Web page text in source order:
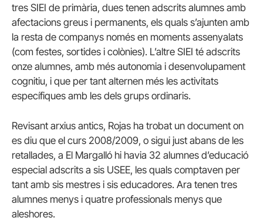
tres SIEI de primària, dues tenen adscrits alumnes amb
afectacions greus i permanents, els quals s’ajunten amb
la resta de companys només en moments assenyalats
(com festes, sortides i colònies). L’altre SIEI té adscrits
onze alumnes, amb més autonomia i desenvolupament
cognitiu, i que per tant alternen més les activitats
específiques amb les dels grups ordinaris.
Revisant arxius antics, Rojas ha trobat un document on
es diu que el curs 2008/2009, o sigui just abans de les
retallades, a El Margalló hi havia 32 alumnes d’educació
especial adscrits a sis USEE, les quals comptaven per
tant amb sis mestres i sis educadores. Ara tenen tres
alumnes menys i quatre professionals menys que
aleshores.